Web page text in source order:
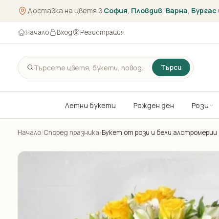
Доставка на цветя в София, Пловдив, Варна, Бургас
Начало Вход Регистрация
Търси
Летни букети Рожден ден Рози
Начало/Според празника/Букет от рози и бели алстромерии